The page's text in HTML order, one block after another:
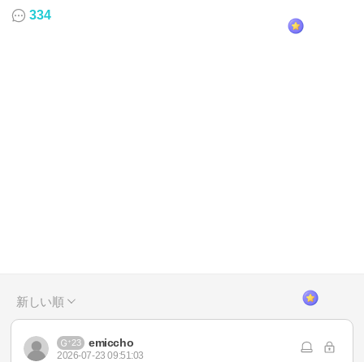
334
新しい順
23 emiccho
2026-07-23 09:51:03